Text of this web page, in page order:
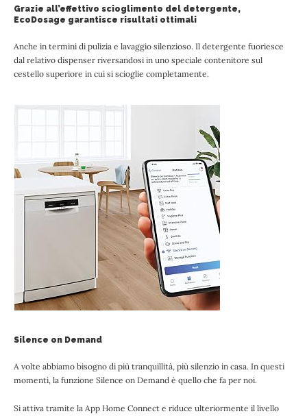
Grazie all’effettivo scioglimento del detergente,
EcoDosage garantisce risultati ottimali
Anche in termini di pulizia e lavaggio silenzioso. Il detergente fuoriesce
dal relativo dispenser riversandosi in uno speciale contenitore sul
cestello superiore in cui si scioglie completamente.
Silence on Demand
A volte abbiamo bisogno di più tranquillità, più silenzio in casa. In questi
momenti, la funzione Silence on Demand è quello che fa per noi.
Si attiva tramite la App Home Connect e riduce ulteriormente il livello